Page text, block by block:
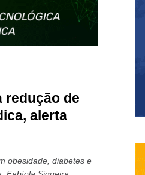
redução de
alerta
obesidade, diabetes e